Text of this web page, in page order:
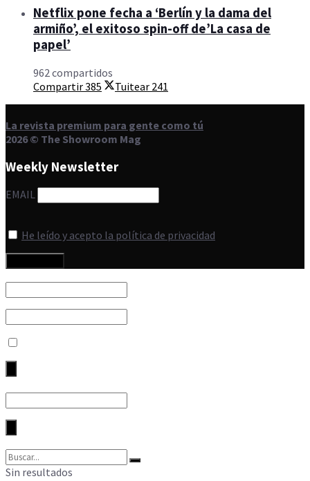
Netflix pone fecha a ‘Berlín y la dama del
armiño’, el exitoso spin-off de’La casa de
papel’
962 compartidos
Compartir385 Tuitear 241
La revista premium para gente como tú
2026 © The Showroom Mag
Weekly Newsletter
EMAIL
He leído y acepto la política de privacidad
Sin resultados